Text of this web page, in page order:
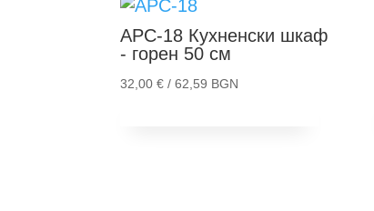
АРС-18 Кухненски шкаф
- горен 50 см
32,00 € / 62,59 BGN